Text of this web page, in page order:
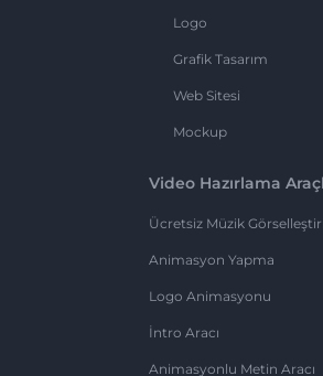
Logo
Grafik Tasarım
Web Sitesi
Mockup
Video Hazırlama
Ücretsiz Müzik
Animasyon Yapma
Logo Animasyonu
İntro Aracı
Animasyonlu Metin Aracı